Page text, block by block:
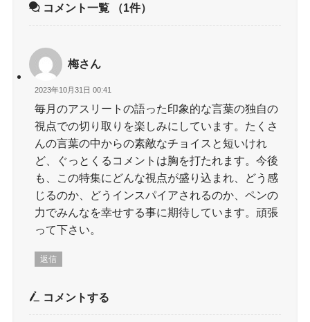
コメント一覧 （1件）
梅さん
2023年10月31日 00:41
毎月のアスリートの語った印象的な言葉の独自の
視点での切り取りを楽しみにしています。たくさ
んの言葉の中からの素敵なチョイスと短いけれ
ど、ぐっとくるコメントは胸を打たれます。今後
も、この特集にどんな視点が盛り込まれ、どう感
じるのか、どうインスパイアされるのか、ペンの
力でみんなを幸せする事に期待しています。頑張
って下さい。
返信
コメントする